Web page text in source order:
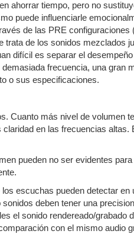
ahorrar tiempo, pero no
puede influenciarle
de las PRE configuraciones
trata de los sonidos mezclados
difícil es separar el
frecuencia, una gran
o sus especificaciones.
Cuanto más nivel de volumen
en las frecuencias altas.
pueden no ser evidentes
escuchas pueden detectar en
deben tener una
el sonido rendereado/grabado
con el mismo audio